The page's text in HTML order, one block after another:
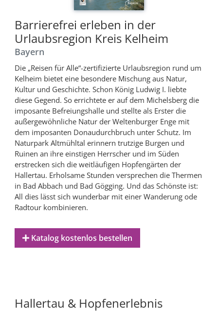
Barrierefrei erleben in der
Urlaubsregion Kreis Kelheim
Bayern
Die „Reisen für Alle“-zertifizierte Urlaubsregion rund um
Kelheim bietet eine besondere Mischung aus Natur,
Kultur und Geschichte. Schon König Ludwig I. liebte
diese Gegend. So errichtete er auf dem Michelsberg die
imposante Befreiungshalle und stellte als Erster die
außergewöhnliche Natur der Weltenburger Enge mit
dem imposanten Donaudurchbruch unter Schutz. Im
Naturpark Altmühltal erinnern trutzige Burgen und
Ruinen an ihre einstigen Herrscher und im Süden
erstrecken sich die weitläufigen Hopfengärten der
Hallertau. Erholsame Stunden versprechen die Thermen
in Bad Abbach und Bad Gögging. Und das Schönste ist:
All dies lässt sich wunderbar mit einer Wanderung ode
Radtour kombinieren.
Katalog kostenlos bestellen
Hallertau & Hopfenerlebnis